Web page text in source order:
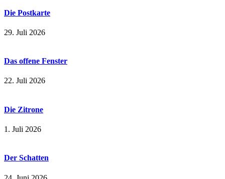
Die Postkarte
29. Juli 2026
Das offene Fenster
22. Juli 2026
Die Zitrone
1. Juli 2026
Der Schatten